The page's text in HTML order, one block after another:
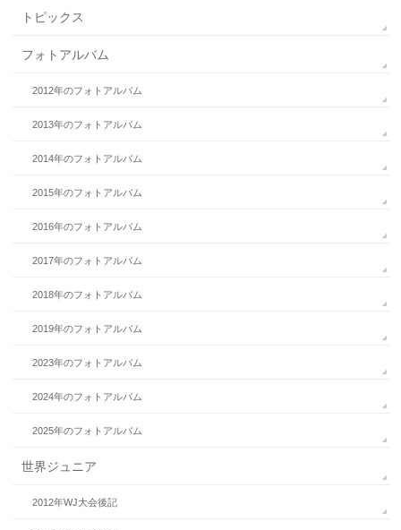
トピックス
フォトアルバム
2012年のフォトアルバム
2013年のフォトアルバム
2014年のフォトアルバム
2015年のフォトアルバム
2016年のフォトアルバム
2017年のフォトアルバム
2018年のフォトアルバム
2019年のフォトアルバム
2023年のフォトアルバム
2024年のフォトアルバム
2025年のフォトアルバム
世界ジュニア
2012年WJ大会後記